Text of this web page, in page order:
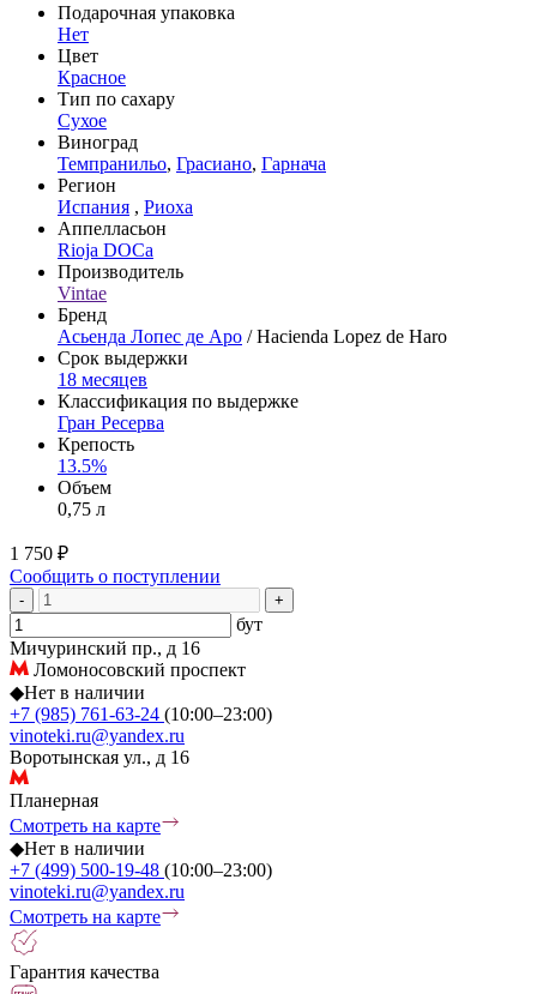
Подарочная упаковка
Нет
Цвет
Красное
Тип по сахару
Сухое
Виноград
Темпранильо, Грасиано, Гарнача
Регион
Испания , Риоха
Аппелласьон
Rioja DOCa
Производитель
Vintae
Бренд
Асьенда Лопес де Аро / Hacienda Lopez de Haro
Срок выдержки
18 месяцев
Классификация по выдержке
Гран Ресерва
Крепость
13.5%
Объем
0,75 л
1 750 ₽
Сообщить о поступлении
- +
бут
Мичуринский пр., д 16
Ломоносовский проспект
◆Нет в наличии
+7 (985) 761-63-24 (10:00–23:00)
vinoteki.ru@yandex.ru
Воротынская ул., д 16
Планерная
Смотреть на карте
◆Нет в наличии
+7 (499) 500-19-48 (10:00–23:00)
vinoteki.ru@yandex.ru
Смотреть на карте
Гарантия качества